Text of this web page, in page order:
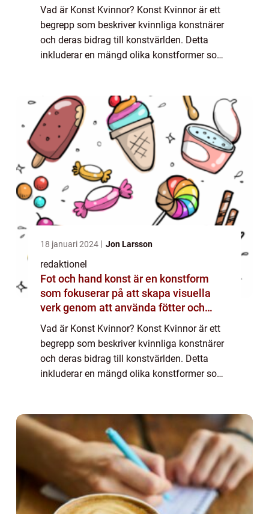
Vad är Konst Kvinnor? Konst Kvinnor är ett
begrepp som beskriver kvinnliga konstnärer
och deras bidrag till konstvärlden. Detta
inkluderar en mängd olika konstformer som
Kvinnor kän...
18 januari 2024 Jon Larsson
redaktionel
Fot och hand konst är en konstform
som fokuserar på att skapa visuella
verk genom att använda fötter och
händer istället för mer traditionella
Vad är Konst Kvinnor? Konst Kvinnor är ett
begrepp som beskriver kvinnliga konstnärer
och deras bidrag till konstvärlden. Detta
inkluderar en mängd olika konstformer som
Kvinnor kän...